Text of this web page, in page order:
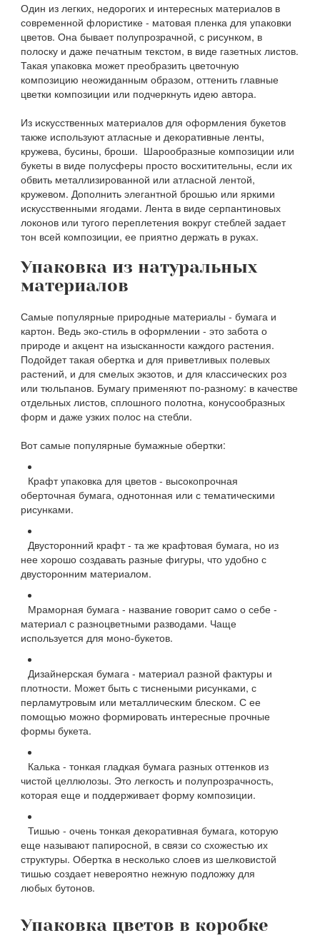
Один из легких, недорогих и интересных материалов в
современной флористике - матовая пленка для упаковки
цветов. Она бывает полупрозрачной, с рисунком, в
полоску и даже печатным текстом, в виде газетных листов.
Такая упаковка может преобразить цветочную
композицию неожиданным образом, оттенить главные
цветки композиции или подчеркнуть идею автора.
Из искусственных материалов для оформления букетов
также используют атласные и декоративные ленты,
кружева, бусины, броши. Шарообразные композиции или
букеты в виде полусферы просто восхитительны, если их
обвить металлизированной или атласной лентой,
кружевом. Дополнить элегантной брошью или яркими
искусственными ягодами. Лента в виде серпантиновых
локонов или тугого переплетения вокруг стеблей задает
тон всей композиции, ее приятно держать в руках.
Упаковка из натуральных
материалов
Самые популярные природные материалы - бумага и
картон. Ведь эко-стиль в оформлении - это забота о
природе и акцент на изысканности каждого растения.
Подойдет такая обертка и для приветливых полевых
растений, и для смелых экзотов, и для классических роз
или тюльпанов. Бумагу применяют по-разному: в качестве
отдельных листов, сплошного полотна, конусообразных
форм и даже узких полос на стебли.
Вот самые популярные бумажные обертки:
Крафт упаковка для цветов - высокопрочная
оберточная бумага, однотонная или с тематическими
рисунками.
Двусторонний крафт - та же крафтовая бумага, но из
нее хорошо создавать разные фигуры, что удобно с
двусторонним материалом.
Мраморная бумага - название говорит само о себе -
материал с разноцветными разводами. Чаще
используется для моно-букетов.
Дизайнерская бумага - материал разной фактуры и
плотности. Может быть с тиснеными рисунками, с
перламутровым или металлическим блеском. С ее
помощью можно формировать интересные прочные
формы букета.
Калька - тонкая гладкая бумага разных оттенков из
чистой целлюлозы. Это легкость и полупрозрачность,
которая еще и поддерживает форму композиции.
Тишью - очень тонкая декоративная бумага, которую
еще называют папиросной, в связи со схожестью их
структуры. Обертка в несколько слоев из шелковистой
тишью создает невероятно нежную подложку для
любых бутонов.
Упаковка цветов в коробке